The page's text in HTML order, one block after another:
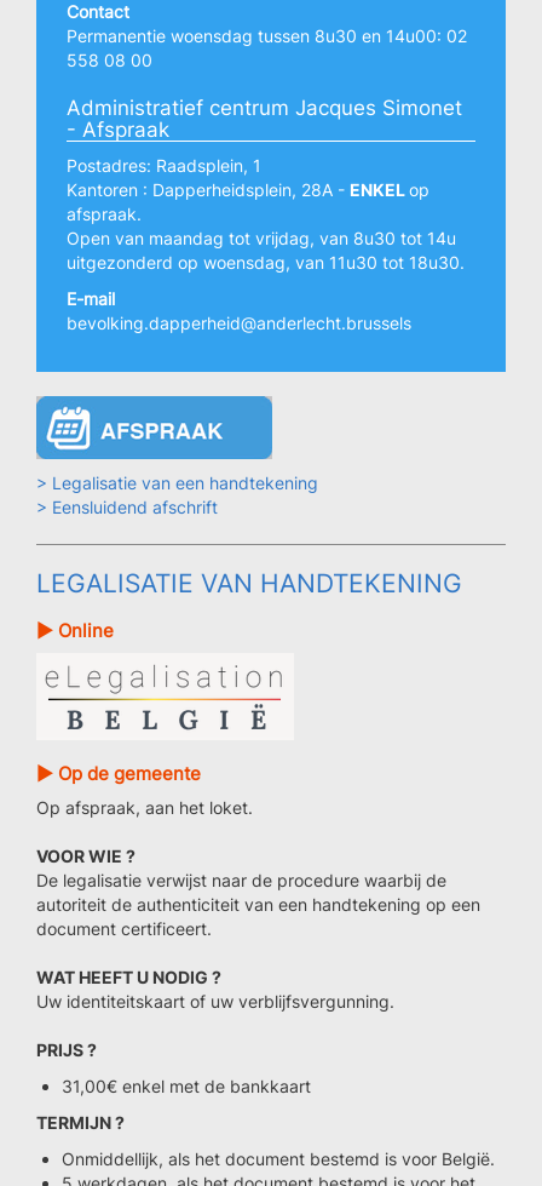
Contact
Permanentie woensdag tussen 8u30 en 14u00: 02
558 08 00
Administratief centrum Jacques Simonet
- Afspraak
Postadres: Raadsplein, 1
Kantoren : Dapperheidsplein, 28A - ENKELop
afspraak.
Open van maandag tot vrijdag, van 8u30 tot 14u
uitgezonderd op woensdag, van 11u30 tot 18u30.
E-mail
bevolking.dapperheid@anderlecht.brussels
> Legalisatie van een handtekening
> Eensluidend afschrift
LEGALISATIE VAN HANDTEKENING
► Online
► Op de gemeente
Op afspraak, aan het loket.
VOOR WIE ?
De legalisatie verwijst naar de procedure waarbij de
autoriteit de authenticiteit van een handtekening op een
document certificeert.
WAT HEEFT U NODIG ?
Uw identiteitskaart of uw verblijfsvergunning.
PRIJS ?
31,00€ enkel met de bankkaart
TERMIJN ?
Onmiddellijk, als het document bestemd is voor België.